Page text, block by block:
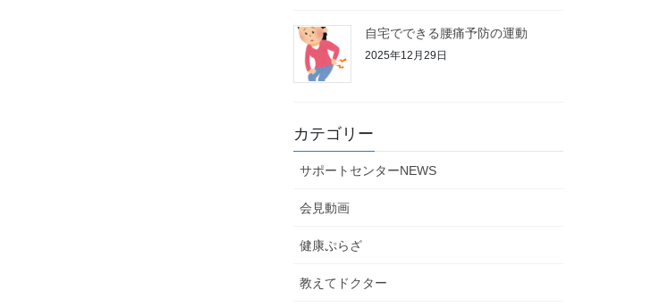
自宅でできる腰痛予防の運動
2025年12月29日
カテゴリー
サポートセンターNEWS
会見動画
健康ぷらざ
教えてドクター